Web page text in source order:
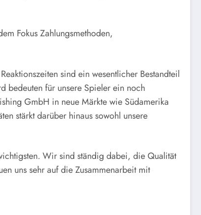
Fokus Zahlungsmethoden,
sind ein wesentlicher Bestandteil
bedeuten für unsere Spieler ein noch
GmbH in neue Märkte wie Südamerika
stärkt darüber hinaus sowohl unsere
Wir sind ständig dabei, die Qualität
uns sehr auf die Zusammenarbeit mit